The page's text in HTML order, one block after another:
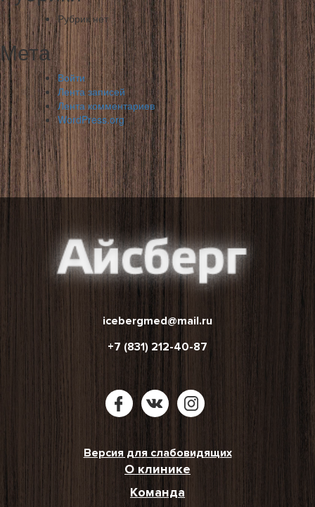
Рубрик нет
Мета
Войти
Лента записей
Лента комментариев
WordPress.org
icebergmed@mail.ru
+7 (831) 212-40-87
Версия для слабовидящих
О клинике
Команда